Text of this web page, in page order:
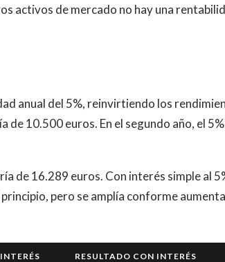
activos de mercado no hay una
anual del 5%, reinvirtiendo los
de 10.500 euros. En el segundo año, el
de 16.289 euros. Con interés simple al
pero se amplía conforme
RESULTADO CON INTERÉS